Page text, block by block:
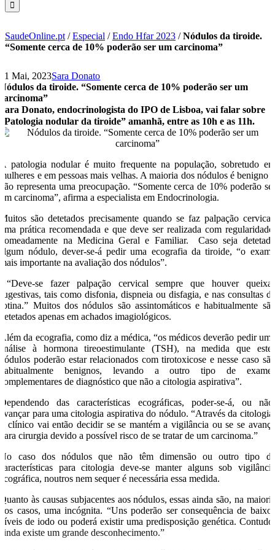
SaudeOnline.pt /Especial /Endo Hfar 2023 /Nódulos da tiroide.
“Somente cerca de 10% poderão ser um carcinoma”
31 Mai, 2023Sara Donato
Nódulos da tiroide. “Somente cerca de 10% poderão ser um
carcinoma”
Sara Donato, endocrinologista do IPO de Lisboa, vai falar sobre
“Patologia nodular da tiroide” amanhã, entre as 10h e as 11h.
A patologia nodular é muito frequente na população, sobretudo em
mulheres e em pessoas mais velhas. A maioria dos nódulos é benigno e
não representa uma preocupação. “Somente cerca de 10% poderão ser
um carcinoma”, afirma a especialista em Endocrinologia.
Muitos são detetados precisamente quando se faz palpação cervical,
uma prática recomendada e que deve ser realizada com regularidade,
nomeadamente na Medicina Geral e Familiar. Caso seja detetado
algum nódulo, dever-se-á pedir uma ecografia da tiroide, “o exame
mais importante na avaliação dos nódulos”.
“Deve-se fazer palpação cervical sempre que houver queixas
sugestivas, tais como disfonia, dispneia ou disfagia, e nas consultas de
rotina.” Muitos dos nódulos são assintomáticos e habitualmente são
detetados apenas em achados imagiológicos.
Além da ecografia, como diz a médica, “os médicos deverão pedir uma
análise à hormona tireoestimulante (TSH), na medida que estes
nódulos poderão estar relacionados com tirotoxicose e nesse caso são
habitualmente benignos, levando a outro tipo de exames
complementares de diagnóstico que não a citologia aspirativa”.
Dependendo das características ecográficas, poder-se-á, ou não,
avançar para uma citologia aspirativa do nódulo. “Através da citologia,
o clínico vai então decidir se se mantém a vigilância ou se se avança
para cirurgia devido a possível risco de se tratar de um carcinoma.”
No caso dos nódulos que não têm dimensão ou outro tipo de
características para citologia deve-se manter alguns sob vigilância
ecográfica, noutros nem sequer é necessária essa medida.
Quanto às causas subjacentes aos nódulos, essas ainda são, na maioria
dos casos, uma incógnita. “Uns poderão ser consequência de baixos
níveis de iodo ou poderá existir uma predisposição genética. Contudo,
ainda existe um grande desconhecimento.”